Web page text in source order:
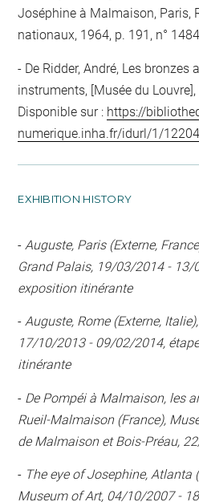
Joséphine à Malmaison, Paris,
nationaux, 1964, p. 191, n° 1484
De Ridder, André, Les bronzes
instruments, [Musée du Louvre],
Disponible sur : https://
numerique.inha.fr/idurl/1/12204
EXHIBITION HISTORY
- Auguste, Paris (Externe,
Grand Palais, 19/03/2014 - 13/
exposition itinérante
-Auguste, Rome (Externe,
17/10/2013 - 09/02/2014,
itinérante
- De Pompéi à Malmaison, les
Rueil-Malmaison (France),
de Malmaison et Bois-Préau,
- The eye of Josephine, Atlanta
Museum of Art, 04/10/2007 -